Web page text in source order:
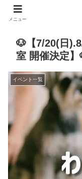
🐶【7/20(日
室 開催決定】
イベント一覧
メニュー